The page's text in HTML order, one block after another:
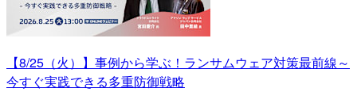
【8/25（火）】事例から学ぶ！ランサムウェア対策最前線～
今すぐ実践できる多重防御戦略